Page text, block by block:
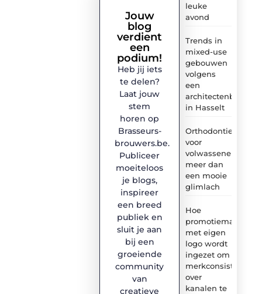
leuke
avond
Trends in
mixed-use
gebouwen
volgens
een
architectenbureau
in Hasselt
Orthodontie
voor
volwassenen:
meer dan
een mooie
glimlach
Hoe
promotiemateriaal
met eigen
logo wordt
ingezet om
merkconsistentie
over
kanalen te
Jouw
blog
verdient
een
podium!
Heb jij iets
te delen?
Laat jouw
stem
horen op
Brasseurs-
brouwers.be.
Publiceer
moeiteloos
je blogs,
inspireer
een breed
publiek en
sluit je aan
bij een
groeiende
community
van
creatieve